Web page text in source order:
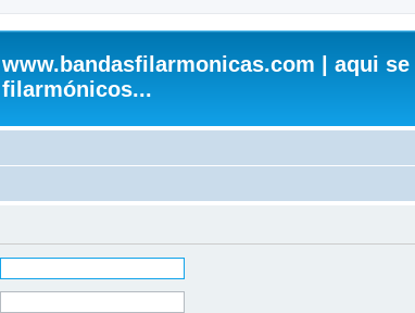
www.bandasfilarmonicas.com | aqui
filarmónicos...